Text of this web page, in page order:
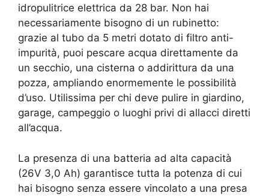
idropulitrice elettrica da 28 bar. Non hai
necessariamente bisogno di un rubinetto:
grazie al tubo da 5 metri dotato di filtro anti-
impurità, puoi pescare acqua direttamente da
un secchio, una cisterna o addirittura da una
pozza, ampliando enormemente le possibilità
d’uso. Utilissima per chi deve pulire in giardino,
garage, campeggio o luoghi privi di allacci diretti
all’acqua.
La presenza di una batteria ad alta capacità
(26V 3,0 Ah) garantisce tutta la potenza di cui
hai bisogno senza essere vincolato a una presa